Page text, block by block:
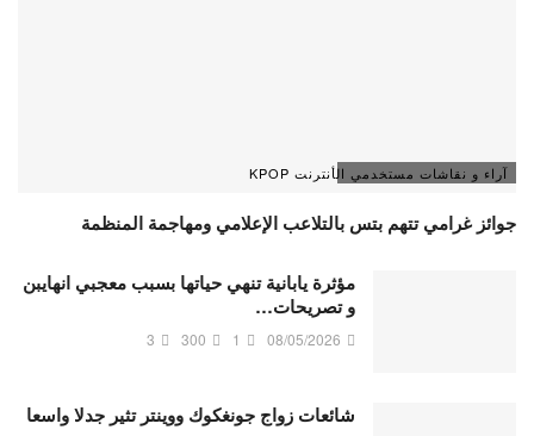
آراء و نقاشات مستخدمي الأنترنت KPOP
جوائز غرامي تتهم بتس بالتلاعب الإعلامي ومهاجمة المنظمة
مؤثرة يابانية تنهي حياتها بسبب معجبي انهايبن
و تصريحات…
08/05/2026
1
300
3
شائعات زواج جونغكوك ووينتر تثير جدلا واسعا